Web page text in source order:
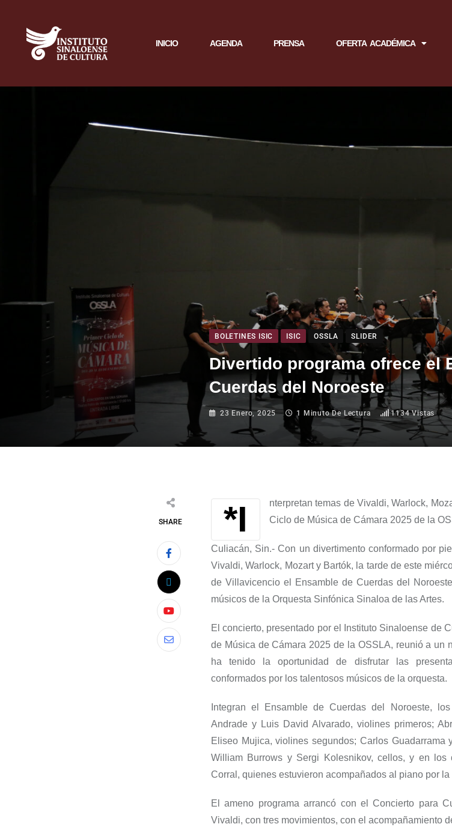
INICIO AGENDA PRENSA OFERTA ACADÉMICA
BOLETINES ISIC ISIC OSSLA SLIDER
Divertido programa ofrece el
Cuerdas del Noroeste
23 Enero, 2025 1 Minuto De Lectura 1134Vistas
SHARE
*Interpretantemas de Vivaldi, Warlock,
Ciclo de Música de Cámara 2025 de la
Culiacán, Sin.- Con un divertimento conformado por
Vivaldi, Warlock, Mozart y Bartók, la tarde de este
de Villavicencio el Ensamble de Cuerdas del
músicos de la Orquesta Sinfónica Sinaloa de las Artes.
El concierto, presentado por el Instituto Sinaloense de
de Música de Cámara 2025 de la OSSLA, reunió a un
ha tenido la oportunidad de disfrutar las
conformados por los talentosos músicos de la orquesta.
Integran el Ensamble de Cuerdas del Noroeste,
Andrade y Luis David Alvarado, violines primeros;
Eliseo Mujica, violines segundos; Carlos Guadarrama
William Burrows y Sergi Kolesnikov, cellos, y en los
Corral, quienes estuvieron acompañados al piano por
El ameno programa arrancó con el Concierto para
Vivaldi, con tres movimientos, con el acompañamiento